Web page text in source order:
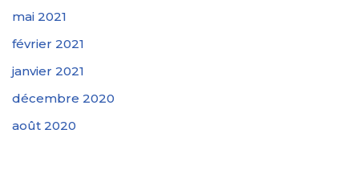
mai 2021
février 2021
janvier 2021
décembre 2020
août 2020